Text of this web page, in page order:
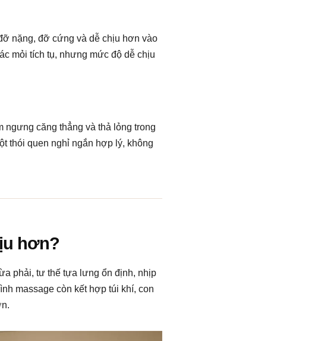
nặng, đỡ cứng và dễ chịu hơn vào
mỏi tích tụ, nhưng mức độ dễ chịu
căng thẳng và thả lỏng trong
thói quen nghỉ ngắn hợp lý, không
hơn?
phải, tư thế tựa lưng ổn định, nhịp
massage còn kết hợp túi khí, con